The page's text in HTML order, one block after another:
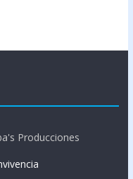
Producciones